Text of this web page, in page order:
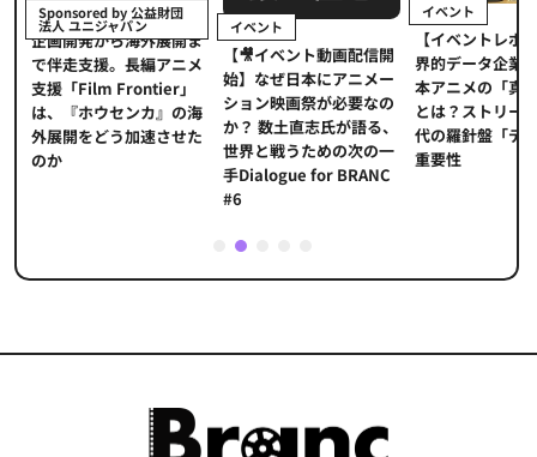
Sponsored by 公益財団
法人 ユニジャパン
企画開発から海外展開ま
で伴走支援。長編アニメ
支援「Film Frontier」
は、『ホウセンカ』の海
外展開をどう加速させた
のか
イベント
【🎥イベント動画配信開
始】なぜ日本にアニメー
ション映画祭が必要なの
か？ 数土直志氏が語る、
世界と戦うための次の一
手Dialogue for BRANC
#6
イベント
【イベントレポ
界的データ企業
本アニメの「真
とは？ストリー
代の羅針盤「デ
重要性
2